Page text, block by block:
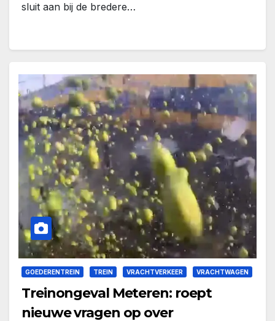
sluit aan bij de bredere…
GOEDERENTREIN TREIN VRACHTVERKEER VRACHTWAGEN
Treinongeval Meteren: roept
nieuwe vragen op over